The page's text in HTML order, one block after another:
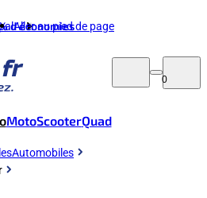
Aller au pied de page
d'économies
0
MotoScooterQuad
Automobiles